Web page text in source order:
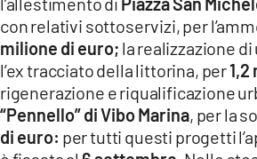
con relativi sottoservizi, per
milione di euro; la realizzazione di
l’ex tracciato della littorina, per
rigenerazione e riqualificazione
“Pennello” di Vibo Marina, per la
di euro: per tutti questi progetti